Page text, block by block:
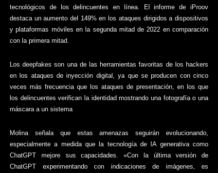
tecnológicos de los delincuentes en línea. El informe de iProov
destaca un aumento del 149% en los ataques dirigidos a dispositivos
y plataformas móviles en la segunda mitad de 2022 en comparación
con la primera mitad.
Los deepfakes son una de las herramientas favoritas de los hackers
en los ataques de inyección digital, ya que se producen con cinco
veces más frecuencia que los ataques de presentación, en los que
los delincuentes verifican la identidad mostrando una fotografía o una
máscara a un sistema
Molina señala que estas amenazas seguirán evolucionando,
especialmente a medida que la tecnología de IA generativa como
ChatGPT mejore sus capacidades. «Con la última versión de
ChatGPT experimentando con indicaciones de imágenes, es